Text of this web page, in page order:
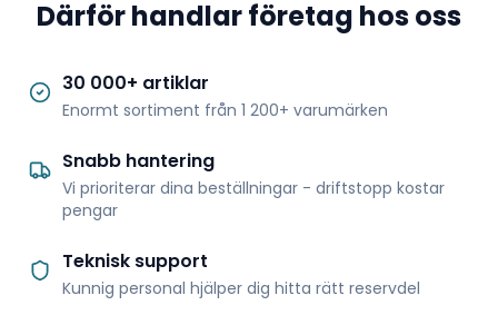
Därför handlar företag hos oss
30 000+ artiklar
Enormt sortiment från 1 200+ varumärken
Snabb hantering
Vi prioriterar dina beställningar - driftstopp kostar
pengar
Teknisk support
Kunnig personal hjälper dig hitta rätt reservdel